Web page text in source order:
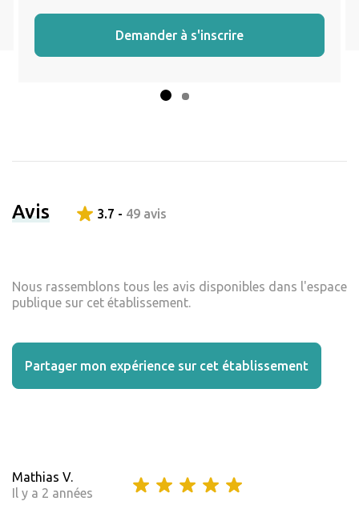
Demander à s'inscrire
Avis 3.7 - 49 avis
Nous rassemblons tous les avis disponibles dans l'espace
publique sur cet établissement.
Partager mon expérience sur cet établissement
Mathias V.
Il y a 2 années